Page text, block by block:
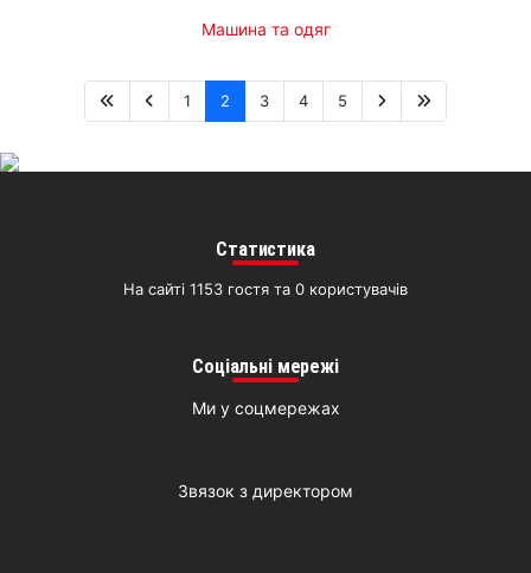
Машина та одяг
1 2 3 4 5
Статистика
На сайті 1153 гостя та 0 користувачів
Соціальні мережі
Ми у соцмережах
Звязок з директором